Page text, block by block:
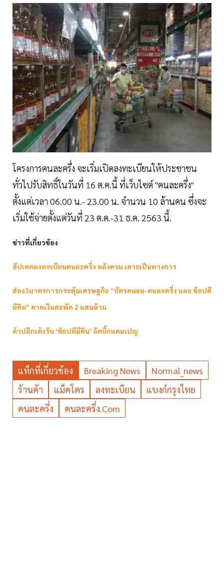
โครงการคนละครึ่ง จะเริ่มเปิดลงทะเบียนให้ประชาชน
ทั่วไปรับสิทธิ์ในวันที่ 16 ต.ค.นี้ ที่เว็บไซต์ "คนละครึ่ง"
ตั้งแต่เวลา 06.00 น.- 23.00 น. จำนวน 10 ล้านคน ซึ่งจะ
เริ่มใช้จ่ายตั้งแต่วันที่ 23 ต.ค.-31 ธ.ค. 2563 นี้.
ข่าวที่เกี่ยวข้อง
อัปเดตลงทะเบียนคนละครึ่ง หลังครม.เคาะเป็นทางการ
ส่อง3มาตรการกระตุ้นเศรษฐกิจ “บัตรคนจน-คนละครึ่ง และ ช้อปดี
มีคืน” คาดเงินสะพัด 2 แสนล้าน
ค้าปลีกเด้งรับ ‘ช้อปดีมีคืน’ อัดบิ๊กแคมเปญ
แท็กที่เกี่ยวข้อง Breaking News
Normal_news
ร้านค้า
แม็คโคร ลงทะเบียน
แบงก์กรุงไทย
คนละครึ่ง
คนละครึ่ง.com